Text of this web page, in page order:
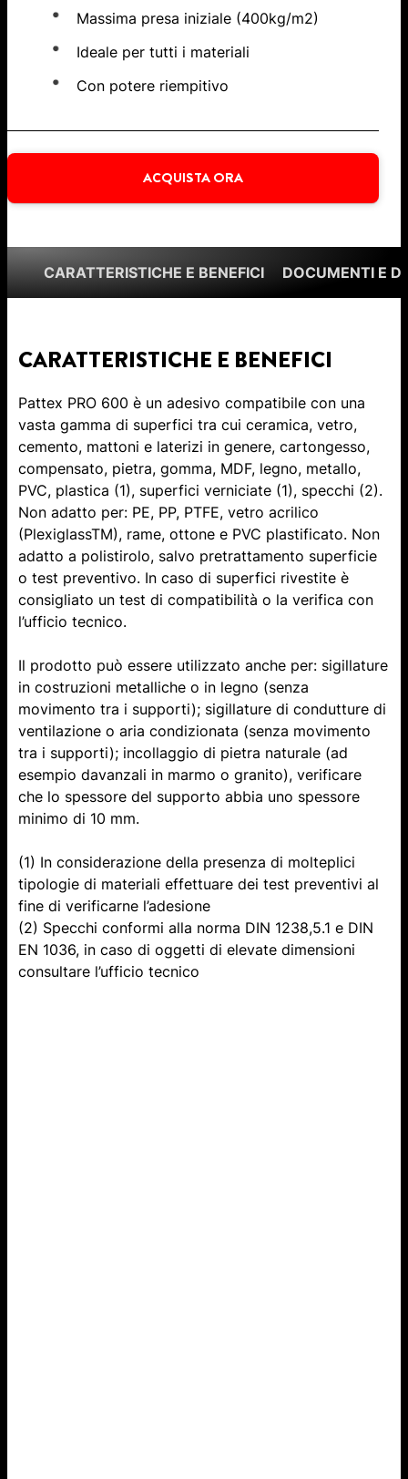
Massima presa iniziale (400kg/m2)
Ideale per tutti i materiali
Con potere riempitivo
ACQUISTA ORA
CARATTERISTICHE E BENEFICI DOCUMENTI E
CARATTERISTICHE E BENEFICI
Pattex PRO 600 è un adesivo compatibile con una
vasta gamma di superfici tra cui ceramica, vetro,
cemento, mattoni e laterizi in genere, cartongesso,
compensato, pietra, gomma, MDF, legno, metallo,
PVC, plastica (1), superfici verniciate (1), specchi (2).
Non adatto per: PE, PP, PTFE, vetro acrilico
(PlexiglassTM), rame, ottone e PVC plastificato. Non
adatto a polistirolo, salvo pretrattamento superficie
o test preventivo. In caso di superfici rivestite è
consigliato un test di compatibilità o la verifica con
l’ufficio tecnico.
Il prodotto può essere utilizzato anche per: sigillature
in costruzioni metalliche o in legno (senza
movimento tra i supporti); sigillature di condutture di
ventilazione o aria condizionata (senza movimento
tra i supporti); incollaggio di pietra naturale (ad
esempio davanzali in marmo o granito), verificare
che lo spessore del supporto abbia uno spessore
minimo di 10 mm.
(1) In considerazione della presenza di molteplici
tipologie di materiali effettuare dei test preventivi al
fine di verificarne l’adesione
(2) Specchi conformi alla norma DIN 1238,5.1 e DIN
EN 1036, in caso di oggetti di elevate dimensioni
consultare l’ufficio tecnico